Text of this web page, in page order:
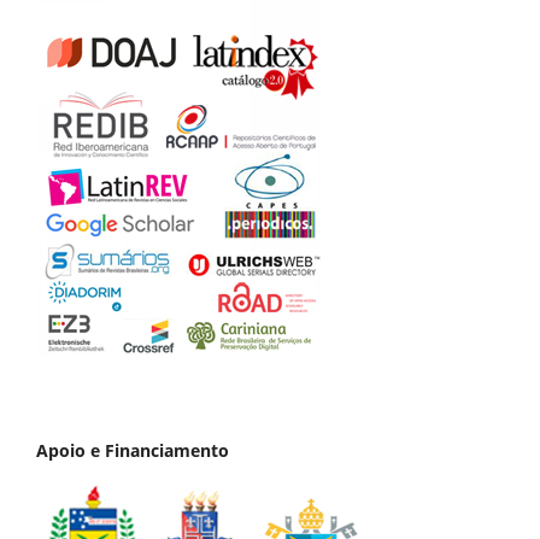
Apoio e Financiamento